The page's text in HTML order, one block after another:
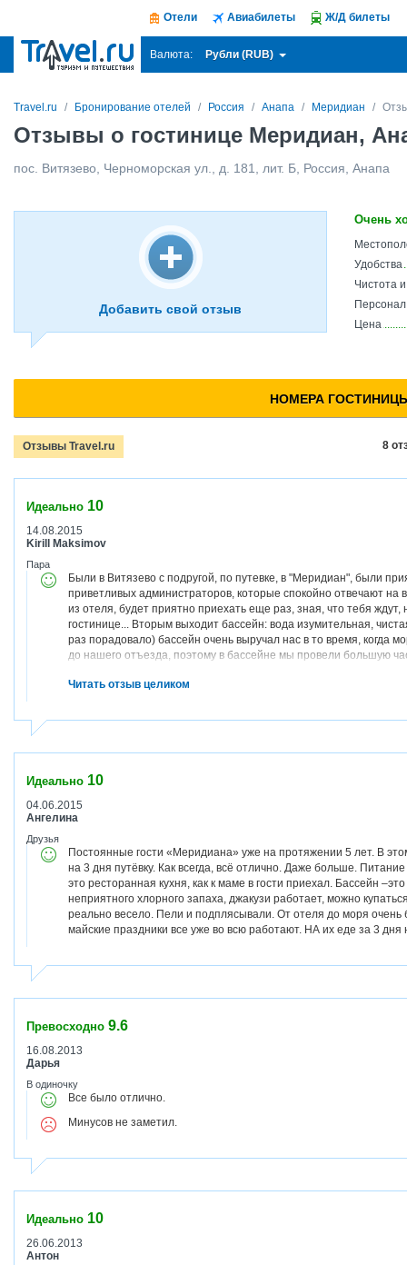
Отели Авиабилеты Ж/Д билеты
Валюта: Рубли (RUB)
Travel.ru Бронирование отелей Россия Анапа Меридиан
Отзывы о гостинице Меридиан,
пос. Витязево, Черноморская ул., д. 181, лит. Б Россия Анапа
Добавить свой отзыв
Очень
Удобства
Чистота
Персонал
Цена
НОМЕРА
Отзывы Travel.ru 8
Идеально 10
14.08.2015
Kirill Maksimov
Пара
Были в Витязево с подругой, по путевке, в "Меридиан", были
приветливых администраторов, которые спокойно отвечают
из отеля, будет приятно приехать еще раз, зная, что тебя ждут,
гостинице... Вторым выходит бассейн: вода изумительная,
раз порадовало) бассейн очень выручал нас в то время, когда
до нашего отъезда, поэтому в бассейне мы провели большую
дискотеку, которую мы тоже пару раз успели посетить, правда
общем, нам очень понравилось отдыхать в этом отеле и скорее
Читать отзыв целиком
Идеально 10
04.06.2015
Ангелина
Друзья
Постоянные гости «Меридиана» уже на протяжении 5 лет. В
на 3 дня путёвку. Как всегда, всё отлично. Даже больше.
это ресторанная кухня, как к маме в гости приехал. Бассейн
неприятного хлорного запаха, джакузи работает, можно
реально весело. Пели и подплясывали. От отеля до моря очень
майские праздники все уже во всю работают. НА их еде за 3 дня
Превосходно 9.6
16.08.2013
Дарья
В одиночку
Все было отлично.
Минусов не заметил.
Идеально 10
26.06.2013
Антон